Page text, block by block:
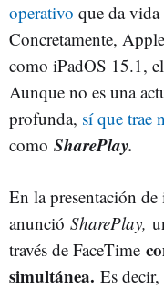
operativo que da vida
Concretamente,
como iPadOS 15.1,
Aunque no es una
profunda, sí que trae
como SharePlay.
En la presentación
anunció SharePlay,
través de FaceTime
simultánea. Es